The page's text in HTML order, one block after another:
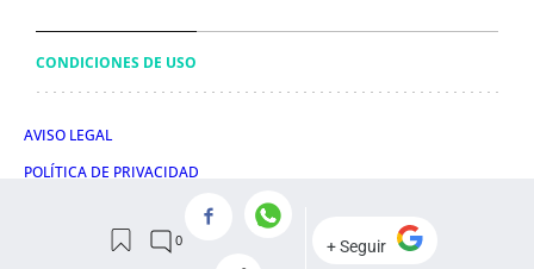
CONDICIONES DE USO
AVISO LEGAL
POLÍTICA DE PRIVACIDAD